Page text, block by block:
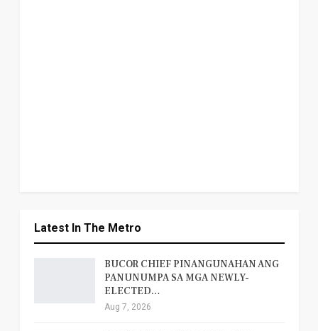
Latest In The Metro
BUCOR CHIEF PINANGUNAHAN ANG
PANUNUMPA SA MGA NEWLY-
ELECTED…
Aug 7, 2026